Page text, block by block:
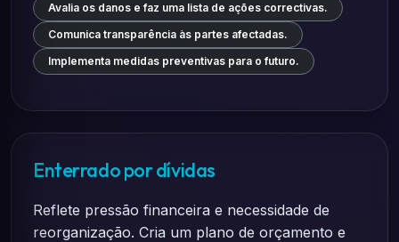
Avalia os danos e faz uma lista de ações correctivas.
Comunica transparência às partes afectadas.
Implementa medidas preventivas para o futuro.
Enterrado por dívidas
Reflete pressão financeira e necessidade de
reorganização. Cria um plano de orçamento e